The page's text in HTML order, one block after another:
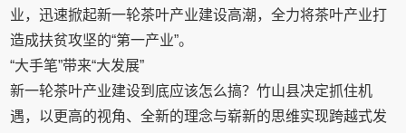
业，迅速掀起新一轮茶叶产业建设高潮，全力将茶叶产业打
造成扶贫攻坚的“第一产业”。
“大手笔”带来“大发展”
新一轮茶叶产业建设到底应该怎么搞？竹山县决定抓住机
遇，以更高的视角、全新的理念与崭新的思维实现跨越式发